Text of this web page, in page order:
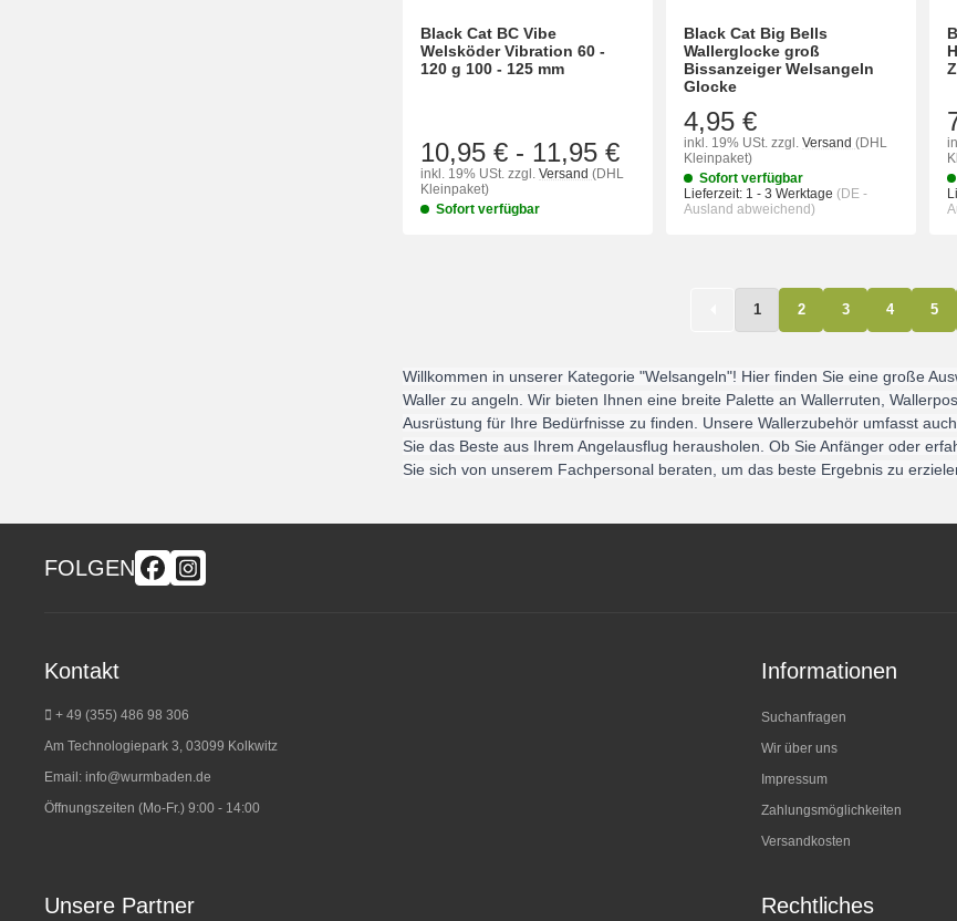
Black Cat BC Vibe
Welsköder Vibration 60 -
120 g 100 - 125 mm
10,95 € - 11,95 €
inkl. 19% USt. zzgl. Versand (DHL
Kleinpaket)
Sofort verfügbar
Black Cat Big Bells
Wallerglocke groß
Bissanzeiger Welsangeln
Glocke
4,95 €
inkl. 19% USt. zzgl. Versand (DHL
Kleinpaket)
Sofort verfügbar
Lieferzeit: 1 - 3 Werktage (DE -
Ausland abweichend)
1 2 3 4 5
Willkommen in unserer Kategorie "Welsangeln"! Hier finden Sie eine große
Waller zu angeln. Wir bieten Ihnen eine breite Palette an Wallerruten,
Ausrüstung für Ihre Bedürfnisse zu finden. Unsere Wallerzubehör umfasst
Sie das Beste aus Ihrem Angelausflug herausholen. Ob Sie Anfänger oder
Sie sich von unserem Fachpersonal beraten, um das beste Ergebnis zu
FOLGEN
Kontakt
+ 49 (355) 486 98 306
Am Technologiepark 3, 03099 Kolkwitz
Email: info@wurmbaden.de
Öffnungszeiten (Mo-Fr.) 9:00 - 14:00
Informationen
Suchanfragen
Wir über uns
Impressum
Zahlungsmöglichkeiten
Versandkosten
Unsere Partner Rechtliches